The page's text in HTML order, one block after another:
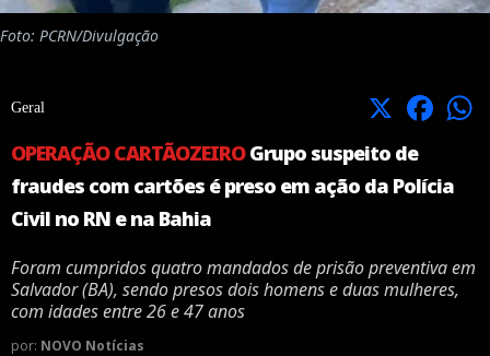
Foto: PCRN/Divulgação
Geral X Facebook
OPERAÇÃO CARTÃOZEIROGrupo suspeito de
fraudes com cartões é preso em ação da Polícia
Civil no RN e na Bahia
Foram cumpridos quatro mandados de prisão preventiva em
Salvador (BA), sendo presos dois homens e duas mulheres,
com idades entre 26 e 47 anos
por: NOVO Notícias